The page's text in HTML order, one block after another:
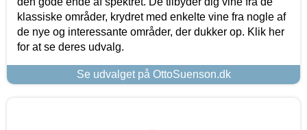
klassiske områder, krydret med enkelte vine fra nogle af
de nye og interessante områder, der dukker op. Klik her
for at se deres udvalg.
Se udvalget på OttoSuenson.dk